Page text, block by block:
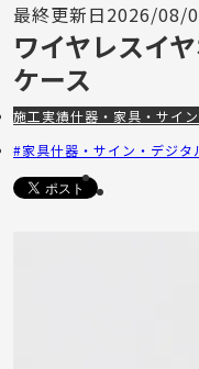
最終更新日2026/08/
ワイヤレスイ
ケース
施工実績什器・家具・サイン
家具什器・サイン・デジタ